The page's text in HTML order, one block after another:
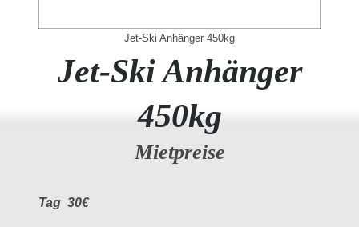
Jet-Ski Anhänger 450kg
Jet-Ski Anhänger
450kg
Mietpreise
Tag 30€